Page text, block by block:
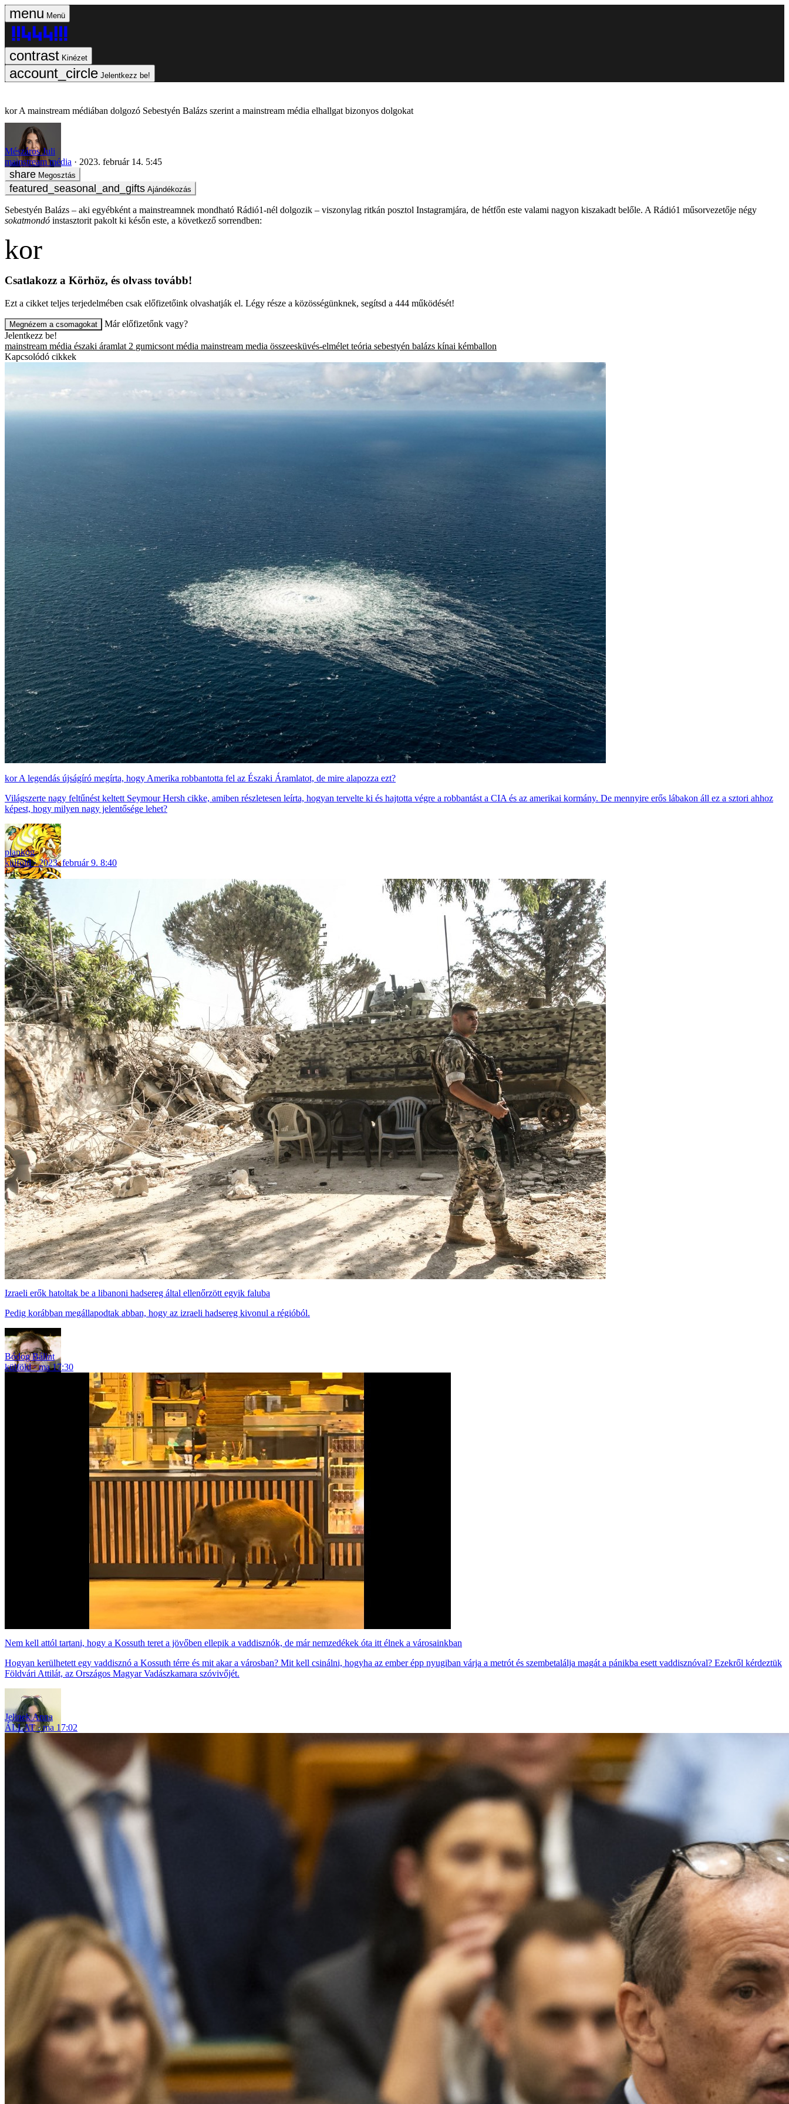
Menü
Kinézet
Jelentkezz be!
A mainstream médiában dolgozó Sebestyén Balázs szerint a mainstream média elhallgat bizonyos dolgokat
Mészáros Juli
mainstream média
2023. február 14. 5:45
Megosztás
Ajándékozás
Sebestyén Balázs – aki egyébként a mainstreamnek mondható Rádió1-nél dolgozik – viszonylag ritkán posztol Instagramjára, de hétfőn este valami nagyon kiszakadt belőle. A Rádió1 műsorvezetője négy
sokatmondó instasztorit pakolt ki későn este, a következő sorrendben:
Csatlakozz a Körhöz, és olvass tovább!
Ezt a cikket teljes terjedelmében csak előfizetőink olvashatják el. Légy része a közösségünknek, segítsd a 444 működését!
Megnézem a csomagokat
Már előfizetőnk vagy?
Jelentkezz be!
mainstream média északi áramlat 2 gumicsont média mainstream media összeesküvés-elmélet teória sebestyén balázs kínai kémballon
Kapcsolódó cikkek
A legendás újságíró megírta, hogy Amerika robbantotta fel az Északi Áramlatot, de mire alapozza ezt?
Világszerte nagy feltűnést keltett Seymour Hersh cikke, amiben részletesen leírta, hogyan tervelte ki és hajtotta végre a robbantást a CIA és az amerikai kormány. De mennyire erős lábakon áll ez a sztori ahhoz
képest, hogy milyen nagy jelentősége lehet?
plankog
külföld
2023. február 9. 8:40
Friss
Izraeli erők hatoltak be a libanoni hadsereg által ellenőrzött egyik faluba
Pedig korábban megállapodtak abban, hogy az izraeli hadsereg kivonul a régióból.
Bódog Bálint
külföld
ma 17:30
Nem kell attól tartani, hogy a Kossuth teret a jövőben ellepik a vaddisznók, de már nemzedékek óta itt élnek a városainkban
Hogyan kerülhetett egy vaddisznó a Kossuth térre és mit akar a városban? Mit kell csinálni, hogyha az ember épp nyugiban várja a metrót és szembetalálja magát a pánikba esett vaddisznóval? Ezekről kérdeztük
Földvári Attilát, az Országos Magyar Vadászkamara szóvivőjét.
Jelinek Anna
ÁLLAT
ma 17:02